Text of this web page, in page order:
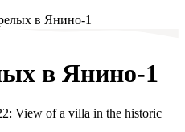
в Янино-1
в Янино-1